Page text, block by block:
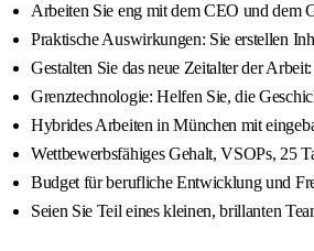
Arbeiten Sie eng mit dem CEO und dem
Praktische Auswirkungen: Sie erstellen
Gestalten Sie das neue Zeitalter der
Grenztechnologie: Helfen Sie, die
Hybrides Arbeiten in München mit
Wettbewerbsfähiges Gehalt, VSOPs, 25
Budget für berufliche Entwicklung und
Seien Sie Teil eines kleinen, brillanten